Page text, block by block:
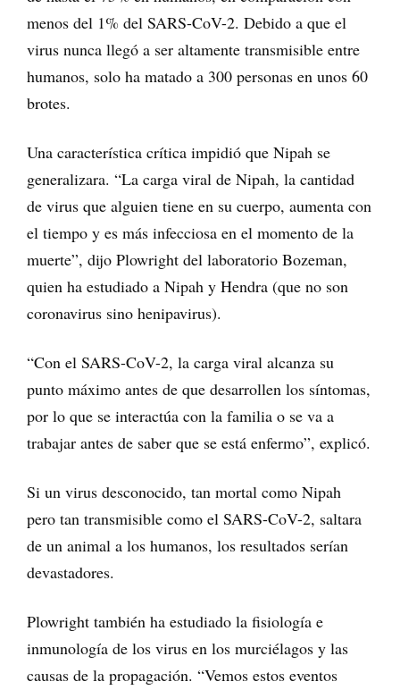
menos del 1% del SARS-CoV-2. Debido a que el
virus nunca llegó a ser altamente transmisible entre
humanos, solo ha matado a 300 personas en unos 60
brotes.
Una característica crítica impidió que Nipah se
generalizara. “La carga viral de Nipah, la cantidad
de virus que alguien tiene en su cuerpo, aumenta con
el tiempo y es más infecciosa en el momento de la
muerte”, dijo Plowright del laboratorio Bozeman,
quien ha estudiado a Nipah y Hendra (que no son
coronavirus sino henipavirus).
“Con el SARS-CoV-2, la carga viral alcanza su
punto máximo antes de que desarrollen los síntomas,
por lo que se interactúa con la familia o se va a
trabajar antes de saber que se está enfermo”, explicó.
Si un virus desconocido, tan mortal como Nipah
pero tan transmisible como el SARS-CoV-2, saltara
de un animal a los humanos, los resultados serían
devastadores.
Plowright también ha estudiado la fisiología e
inmunología de los virus en los murciélagos y las
causas de la propagación. “Vemos estos eventos